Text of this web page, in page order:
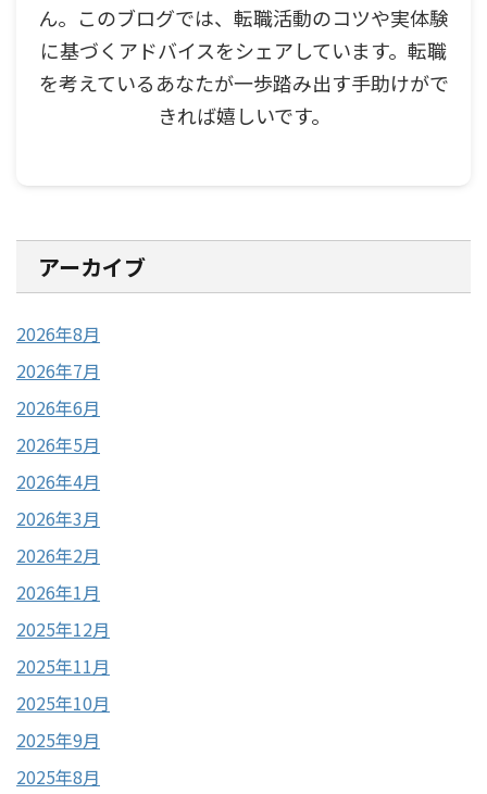
ん。このブログでは、転職活動のコツや実体験
に基づくアドバイスをシェアしています。転職
を考えているあなたが一歩踏み出す手助けがで
きれば嬉しいです。
アーカイブ
2026年8月
2026年7月
2026年6月
2026年5月
2026年4月
2026年3月
2026年2月
2026年1月
2025年12月
2025年11月
2025年10月
2025年9月
2025年8月